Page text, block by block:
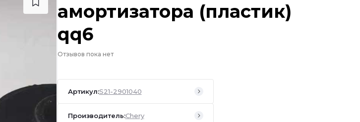
амортизатора (пластик)
qq6
Отзывов пока нет
Артикул:S21-2901040
Производитель:Chery